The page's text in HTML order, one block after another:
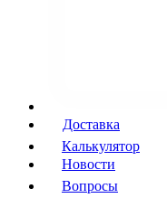
Доставка
Калькулятор
Новости
Вопросы